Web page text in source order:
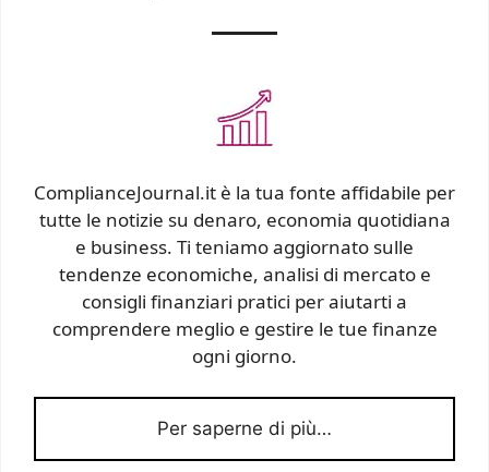
ComplianceJournal.it è la tua fonte affidabile per
tutte le notizie su denaro, economia quotidiana
e business. Ti teniamo aggiornato sulle
tendenze economiche, analisi di mercato e
consigli finanziari pratici per aiutarti a
comprendere meglio e gestire le tue finanze
ogni giorno.
Per saperne di più…